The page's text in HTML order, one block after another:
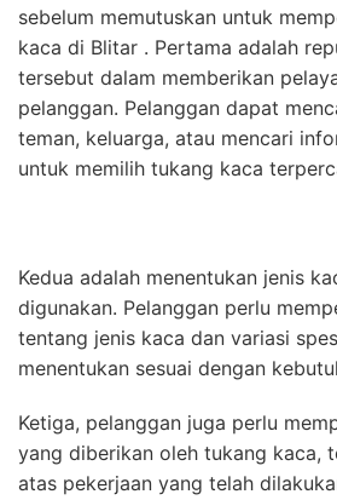
sebelum memutuskan untuk
kaca di Blitar . Pertama adalah
tersebut dalam memberikan
pelanggan. Pelanggan dapat
teman, keluarga, atau mencari
untuk memilih tukang kaca
Kedua adalah menentukan jenis
digunakan. Pelanggan perlu
tentang jenis kaca dan variasi
menentukan sesuai dengan
Ketiga, pelanggan juga perlu
yang diberikan oleh tukang kaca,
atas pekerjaan yang telah